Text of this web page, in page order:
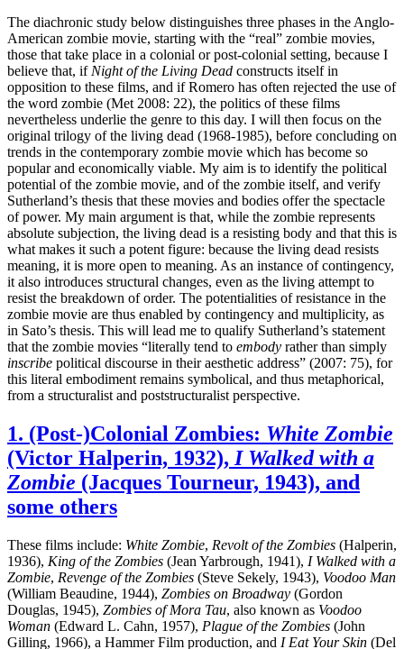
The diachronic study below distinguishes three phases in the Anglo-
American zombie movie, starting with the “real” zombie movies,
those that take place in a colonial or post-colonial setting, because I
believe that, if Night of the Living Dead constructs itself in
opposition to these films, and if Romero has often rejected the use of
the word zombie (Met 2008: 22), the politics of these films
nevertheless underlie the genre to this day. I will then focus on the
original trilogy of the living dead (1968-1985), before concluding on
trends in the contemporary zombie movie which has become so
popular and economically viable. My aim is to identify the political
potential of the zombie movie, and of the zombie itself, and verify
Sutherland’s thesis that these movies and bodies offer the spectacle
of power. My main argument is that, while the zombie represents
absolute subjection, the living dead is a resisting body and that this is
what makes it such a potent figure: because the living dead resists
meaning, it is more open to meaning. As an instance of contingency,
it also introduces structural changes, even as the living attempt to
resist the breakdown of order. The potentialities of resistance in the
zombie movie are thus enabled by contingency and multiplicity, as
in Sato’s thesis. This will lead me to qualify Sutherland’s statement
that the zombie movies “literally tend to embody rather than simply
inscribe political discourse in their aesthetic address” (2007: 75), for
this literal embodiment remains symbolical, and thus metaphorical,
from a structuralist and poststructuralist perspective.
1. (Post-)Colonial Zombies: White Zombie
(Victor Halperin, 1932), I Walked with a
Zombie (Jacques Tourneur, 1943), and
some others
These films include: White Zombie, Revolt of the Zombies (Halperin,
1936), King of the Zombies (Jean Yarbrough, 1941), I Walked with a
Zombie, Revenge of the Zombies (Steve Sekely, 1943), Voodoo Man
(William Beaudine, 1944), Zombies on Broadway (Gordon
Douglas, 1945), Zombies of Mora Tau, also known as Voodoo
Woman (Edward L. Cahn, 1957), Plague of the Zombies (John
Gilling, 1966), a Hammer Film production, and I Eat Your Skin (Del